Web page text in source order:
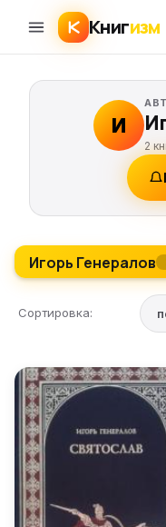
Книгизм
И
2
Игорь Генералов
Сортировка: